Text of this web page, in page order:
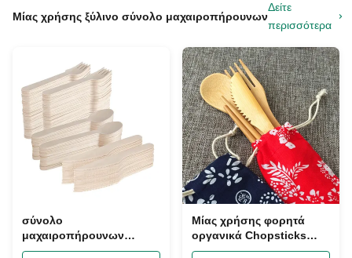
Μίας χρήσης ξύλινο σύνολο μαχαιροπήρουνων
Δείτε
περισσότερα
σύνολο
μαχαιροπήρουνων
160mm μίας χρήσης
Μίας χρήσης φορητά
οργανικά Chopsticks
δικράνων κουταλιών